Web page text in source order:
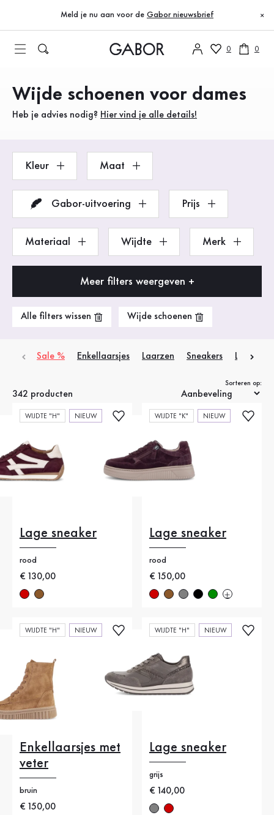
Naar de hoofdinhoud
Naar de inhoudsopgave
Naar de hoofdnavigatie
Meld je nu aan voor de Gabor nieuwsbrief ×
0 0
Producten
Wijde schoenen voor dames
Heb je advies nodig? Hier vind je alle details!
Kleur Maat
Gabor-uitvoering Prijs
Materiaal Wijdte Merk
Meer filters weergeven +
Alle filters wissen Wijde schoenen
Sale % Enkellaarsjes Laarzen Sneakers Lage
342 producten
Sorteren op:
WIJDTE "H" NIEUW
Lage sneaker
rood
Nieuwe prijs
€ 130,00
WIJDTE "K" NIEUW
Lage sneaker
rood
Nieuwe prijs
€ 150,00
WIJDTE "H" NIEUW
Enkellaarsjes met
veter
bruin
Nieuwe prijs
€ 150,00
WIJDTE "H" NIEUW
Lage sneaker
grijs
Nieuwe prijs
€ 140,00